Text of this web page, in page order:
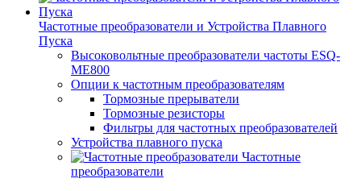
Частотные преобразователи и Устройства Плавного
Пуска
Высоковольтные преобразователи частоты ESQ-
ME800
Опции к частотным преобразователям
Тормозные прерыватели
Тормозные резисторы
Фильтры для частотных преобразователей
Устройства плавного пуска
Частотные
преобразователи